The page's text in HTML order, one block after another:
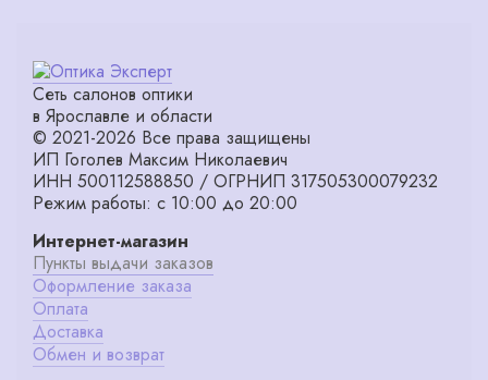
Сеть салонов оптики
в Ярославле и области
© 2021-2026 Все права защищены
ИП Гоголев Максим Николаевич
ИНН 500112588850 / ОГРНИП 317505300079232
Режим работы: с 10:00 до 20:00
Интернет-магазин
Пункты выдачи заказов
Оформление заказа
Оплата
Доставка
Обмен и возврат